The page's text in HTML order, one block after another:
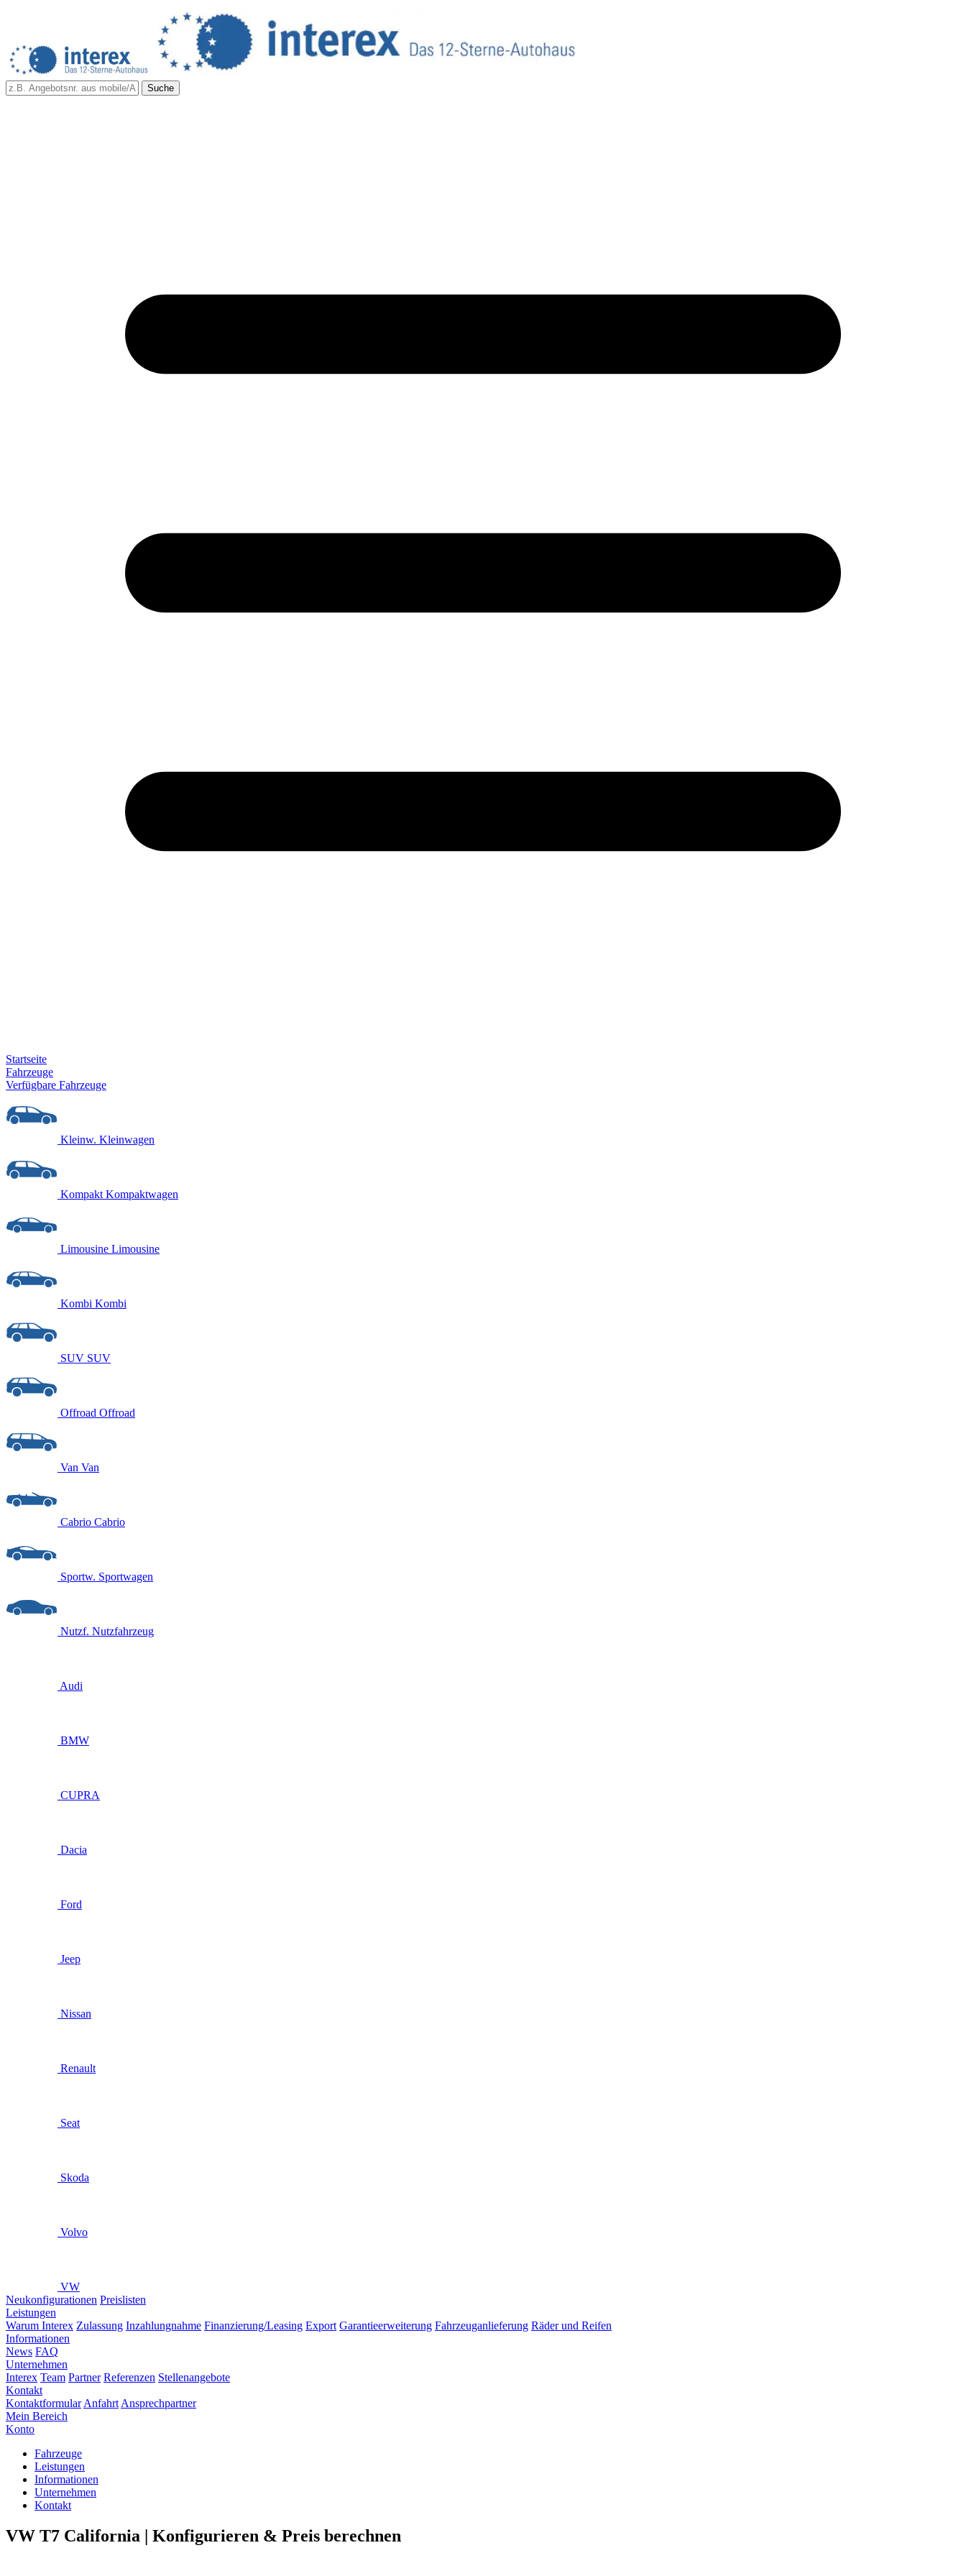
Suche
Startseite
Fahrzeuge
Verfügbare Fahrzeuge
Kleinw. Kleinwagen
Kompakt Kompaktwagen
Limousine Limousine
Kombi Kombi
SUV SUV
Offroad Offroad
Van Van
Cabrio Cabrio
Sportw. Sportwagen
Nutzf. Nutzfahrzeug
Audi
BMW
CUPRA
Dacia
Ford
Jeep
Nissan
Renault
Seat
Skoda
Volvo
VW
Neukonfigurationen Preislisten
Leistungen
Warum Interex Zulassung Inzahlungnahme Finanzierung/Leasing Export Garantieerweiterung Fahrzeuganlieferung Räder und Reifen
Informationen
News FAQ
Unternehmen
Interex Team Partner Referenzen Stellenangebote
Kontakt
Kontaktformular Anfahrt Ansprechpartner
Mein Bereich
Konto
Fahrzeuge
Leistungen
Informationen
Unternehmen
Kontakt
VW T7 California | Konfigurieren & Preis berechnen